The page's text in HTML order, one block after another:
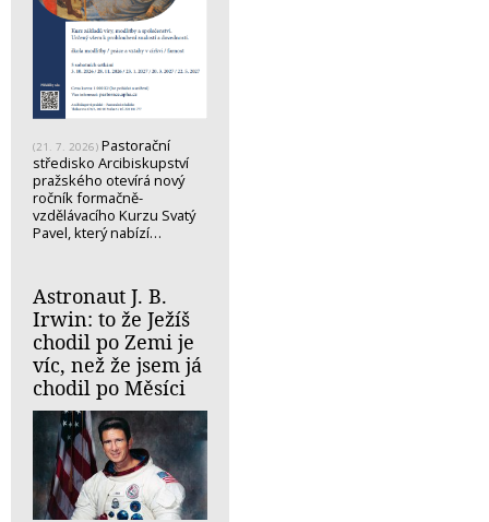
(21. 7. 2026) Pastorační
středisko Arcibiskupství
pražského otevírá nový
ročník formačně-
vzdělávacího Kurzu Svatý
Pavel, který nabízí…
Astronaut J. B.
Irwin: to že Ježíš
chodil po Zemi je
víc, než že jsem já
chodil po Měsíci